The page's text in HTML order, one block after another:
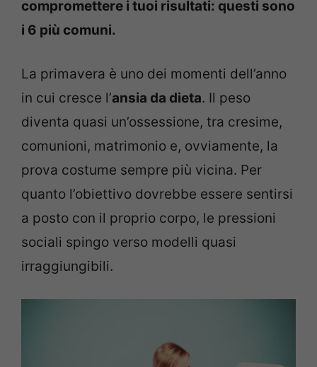
compromettere i tuoi risultati: questi sono
i 6 più comuni.
La primavera è uno dei momenti dell’anno
in cui cresce l’ansia da dieta. Il peso
diventa quasi un’ossessione, tra cresime,
comunioni, matrimonio e, ovviamente, la
prova costume sempre più vicina. Per
quanto l’obiettivo dovrebbe essere sentirsi
a posto con il proprio corpo, le pressioni
sociali spingo verso modelli quasi
irraggiungibili.